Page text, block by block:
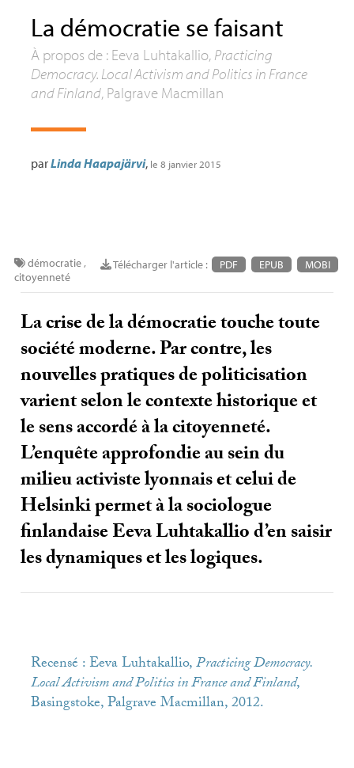
La démocratie se faisant
À propos de : Eeva Luhtakallio, Practicing
Democracy. Local Activism and Politics in France
and Finland, Palgrave Macmillan
parLinda Haapajärvi, le 8 janvier 2015
Télécharger l'article : PDF EPUB MOBI
démocratie,
citoyenneté
La crise de la démocratie touche toute
société moderne. Par contre, les
nouvelles pratiques de politicisation
varient selon le contexte historique et
le sens accordé à la citoyenneté.
L’enquête approfondie au sein du
milieu activiste lyonnais et celui de
Helsinki permet à la sociologue
finlandaise Eeva Luhtakallio d’en saisir
les dynamiques et les logiques.
Recensé : Eeva Luhtakallio,Practicing Democracy.
Local Activism and Politics in France and Finland,
Basingstoke, Palgrave Macmillan, 2012.